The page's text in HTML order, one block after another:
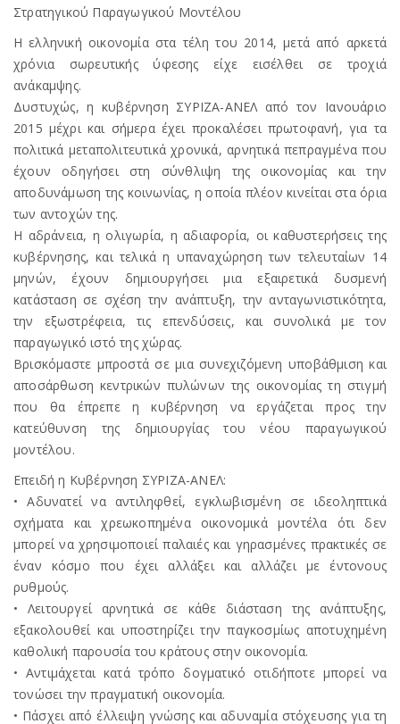
Στρατηγικού Παραγωγικού Μοντέλου
Η ελληνική οικονομία στα τέλη του 2014, μετά από αρκετά
χρόνια σωρευτικής ύφεσης είχε εισέλθει σε τροχιά
ανάκαμψης.
Δυστυχώς, η κυβέρνηση ΣΥΡΙΖΑ-ΑΝΕΛ από τον Ιανουάριο
2015 μέχρι και σήμερα έχει προκαλέσει πρωτοφανή, για τα
πολιτικά μεταπολιτευτικά χρονικά, αρνητικά πεπραγμένα που
έχουν οδηγήσει στη σύνθλιψη της οικονομίας και την
αποδυνάμωση της κοινωνίας, η οποία πλέον κινείται στα όρια
των αντοχών της.
Η αδράνεια, η ολιγωρία, η αδιαφορία, οι καθυστερήσεις της
κυβέρνησης, και τελικά η υπαναχώρηση των τελευταίων 14
μηνών, έχουν δημιουργήσει μια εξαιρετικά δυσμενή
κατάσταση σε σχέση την ανάπτυξη, την ανταγωνιστικότητα,
την εξωστρέφεια, τις επενδύσεις, και συνολικά με τον
παραγωγικό ιστό της χώρας.
Βρισκόμαστε μπροστά σε μια συνεχιζόμενη υποβάθμιση και
αποσάρθωση κεντρικών πυλώνων της οικονομίας τη στιγμή
που θα έπρεπε η κυβέρνηση να εργάζεται προς την
κατεύθυνση της δημιουργίας του νέου παραγωγικού
μοντέλου.
Επειδή η Κυβέρνηση ΣΥΡΙΖΑ-ΑΝΕΛ:
• Αδυνατεί να αντιληφθεί, εγκλωβισμένη σε ιδεοληπτικά
σχήματα και χρεωκοπημένα οικονομικά μοντέλα ότι δεν
μπορεί να χρησιμοποιεί παλαιές και γηρασμένες πρακτικές σε
έναν κόσμο που έχει αλλάξει και αλλάζει με έντονους
ρυθμούς.
• Λειτουργεί αρνητικά σε κάθε διάσταση της ανάπτυξης,
εξακολουθεί και υποστηρίζει την παγκοσμίως αποτυχημένη
καθολική παρουσία του κράτους στην οικονομία.
• Αντιμάχεται κατά τρόπο δογματικό οτιδήποτε μπορεί να
τονώσει την πραγματική οικονομία.
• Πάσχει από έλλειψη γνώσης και αδυναμία στόχευσης για τη